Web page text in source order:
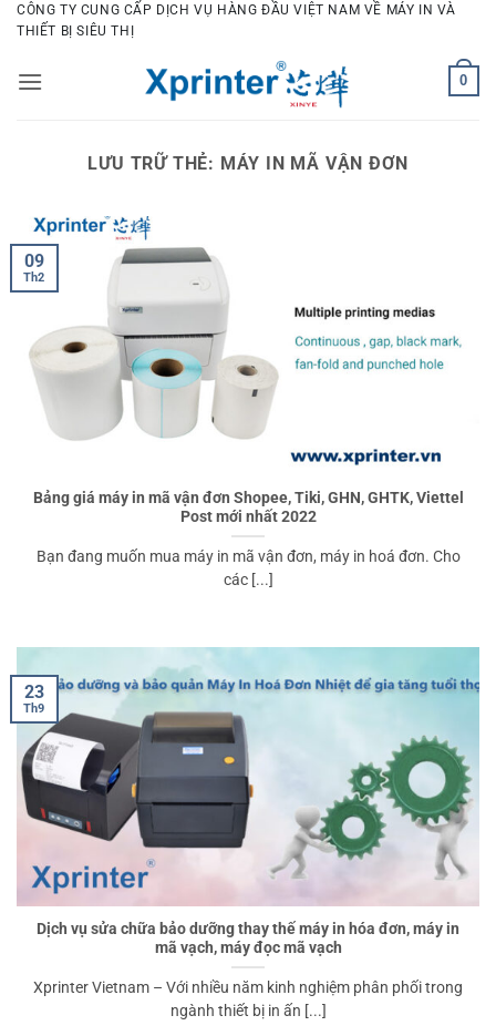
Bỏ
qua
dung
CÔNG TY CUNG CẤP DỊCH VỤ HÀNG ĐẦU VIỆT NAM VỀ MÁY IN VÀ
THIẾT BỊ SIÊU THỊ
0
LƯU TRỮ THẺ: MÁY IN MÃ VẬN ĐƠN
Bảng giá máy in mã vận đơn Shopee, Tiki, GHN, GHTK, Viettel
Post mới nhất 2022
Bạn đang muốn mua máy in mã vận đơn, máy in hoá đơn. Cho
các [...]
09
Th2
Dịch vụ sửa chữa bảo dưỡng thay thế máy in hóa đơn, máy in
mã vạch, máy đọc mã vạch
Xprinter Vietnam – Với nhiều năm kinh nghiệm phân phối trong
ngành thiết bị in ấn [...]
23
Th9